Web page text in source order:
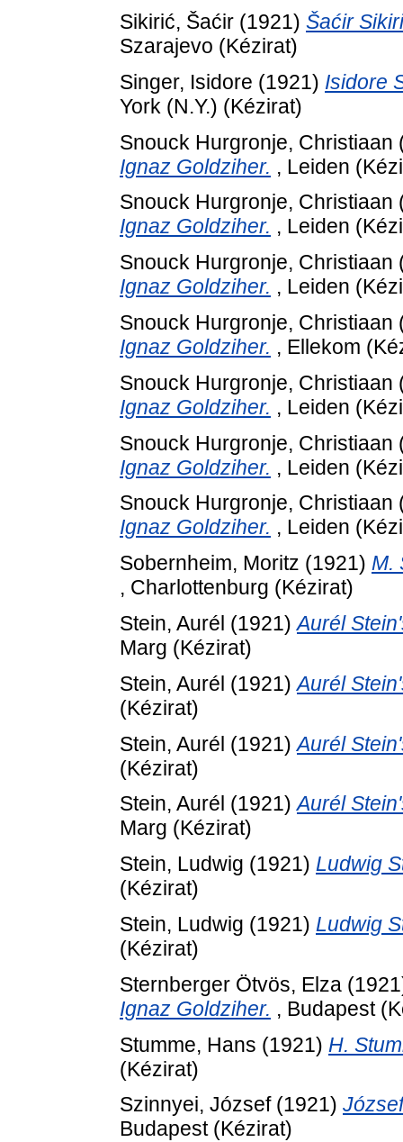
Sikirić, Šaćir (1921) Šaćir
Szarajevo (Kézirat)
Singer, Isidore (1921) Isidore
York (N.Y.) (Kézirat)
Snouck Hurgronje, Christiaan
Ignaz Goldziher. , Leiden
Snouck Hurgronje, Christiaan
Ignaz Goldziher. , Leiden
Snouck Hurgronje, Christiaan
Ignaz Goldziher. , Leiden
Snouck Hurgronje, Christiaan
Ignaz Goldziher. , Ellekom
Snouck Hurgronje, Christiaan
Ignaz Goldziher. , Leiden
Snouck Hurgronje, Christiaan
Ignaz Goldziher. , Leiden
Snouck Hurgronje, Christiaan
Ignaz Goldziher. , Leiden
Sobernheim, Moritz (1921) M.
, Charlottenburg (Kézirat)
Stein, Aurél (1921)Aurél
Marg (Kézirat)
Stein, Aurél (1921)Aurél
(Kézirat)
Stein, Aurél (1921)Aurél
(Kézirat)
Stein, Aurél (1921)Aurél
Marg (Kézirat)
Stein, Ludwig (1921) Ludwig
(Kézirat)
Stein, Ludwig (1921) Ludwig
(Kézirat)
Sternberger Ötvös, Elza
Ignaz Goldziher. , Budapest
Stumme, Hans (1921) H.
(Kézirat)
Szinnyei, József(1921)
Budapest (Kézirat)